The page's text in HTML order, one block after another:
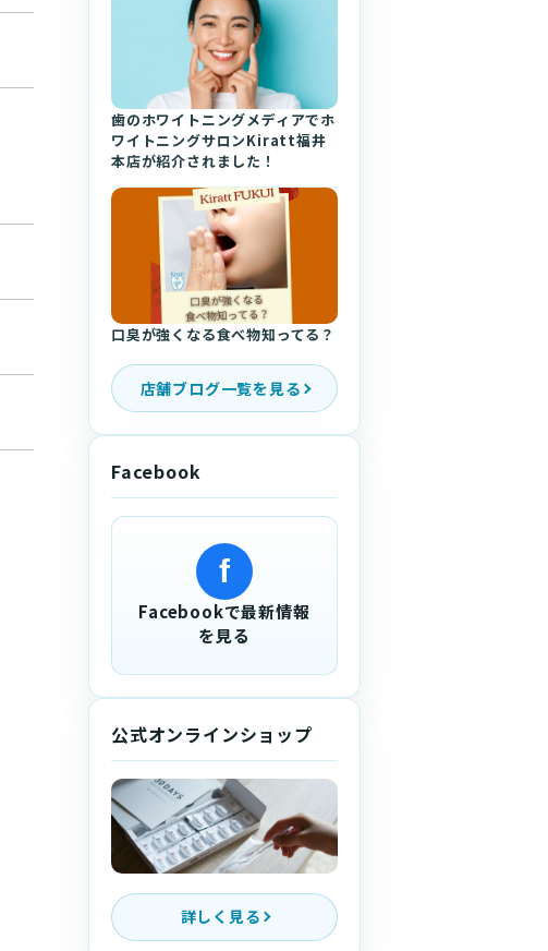
歯のホワイトニングメディアでホ
ワイトニングサロンKiratt福井
本店が紹介されました！
口臭が強くなる食べ物知ってる？
店舗ブログ一覧を見る
Facebook
f
Facebookで最新情報
を見る
公式オンラインショップ
詳しく見る